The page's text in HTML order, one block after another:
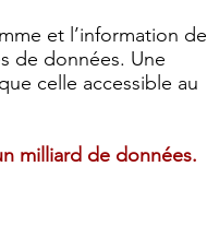
et l’information de
de données. Une
celle accessible au
milliard de données.